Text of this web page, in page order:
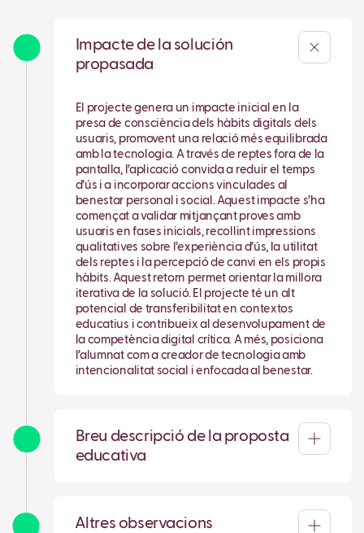
Impacte de la solución
propasada
El projecte genera un impacte inicial en la
presa de consciència dels hàbits digitals dels
usuaris, promovent una relació més equilibrada
amb la tecnologia. A través de reptes fora de la
pantalla, l’aplicació convida a reduir el temps
d’ús i a incorporar accions vinculades al
benestar personal i social. Aquest impacte s’ha
començat a validar mitjançant proves amb
usuaris en fases inicials, recollint impressions
qualitatives sobre l’experiència d’ús, la utilitat
dels reptes i la percepció de canvi en els propis
hàbits. Aquest retorn permet orientar la millora
iterativa de la solució. El projecte té un alt
potencial de transferibilitat en contextos
educatius i contribueix al desenvolupament de
la competència digital crítica. A més, posiciona
l’alumnat com a creador de tecnologia amb
intencionalitat social i enfocada al benestar.
Breu descripció de la proposta
educativa
Altres observacions